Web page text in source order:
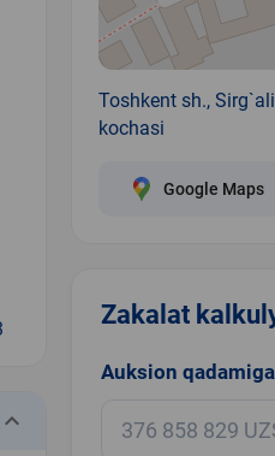
keyboard_arrow_down
Toshkent sh.,
kochasi
Google Maps
Zakalat
Auksion